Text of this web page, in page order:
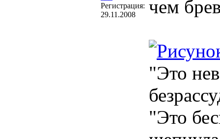
Регистрация:
29.11.2008
чем
"Это
"Это